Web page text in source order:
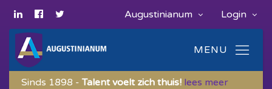
Login
Augustinianum
Sinds 1898 -Talent voelt zich thuis! lees meer